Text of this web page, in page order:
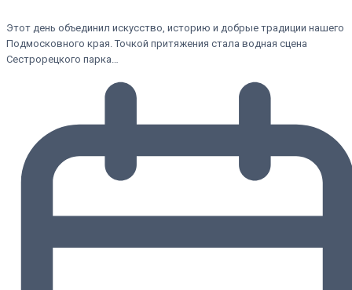
Этот день объединил искусство, историю и добрые традиции нашего
Подмосковного края. Точкой притяжения стала водная сцена
Сестрорецкого парка…